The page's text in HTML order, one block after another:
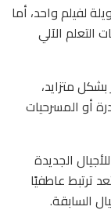
لفيلم واحد، أما
الآلي
متزايد،
أو المسرحيات
الجديدة
ترتبط عاطفيًا
السابقة.